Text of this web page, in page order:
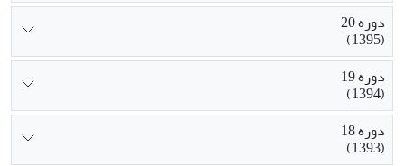
دوره 20
(1395)
دوره 19
(1394)
دوره 18
(1393)